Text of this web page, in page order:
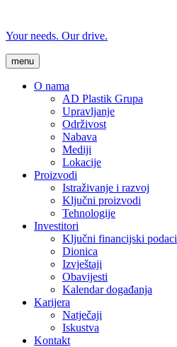
Your needs. Our drive.
menu
O nama
AD Plastik Grupa
Upravljanje
Održivost
Nabava
Mediji
Lokacije
Proizvodi
Istraživanje i razvoj
Ključni proizvodi
Tehnologije
Investitori
Ključni financijski podaci
Dionica
Izvještaji
Obavijesti
Kalendar događanja
Karijera
Natječaji
Iskustva
Kontakt